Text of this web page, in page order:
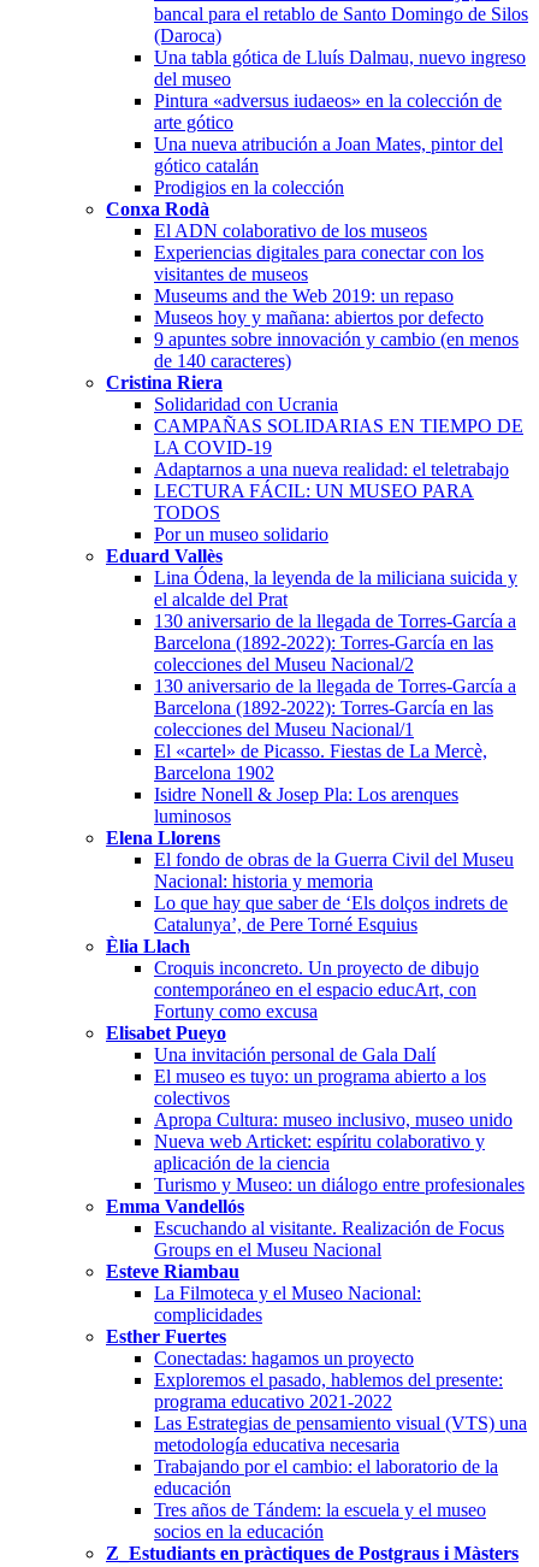
bancal para el retablo de Santo Domingo de Silos
(Daroca)
Una tabla gótica de Lluís Dalmau, nuevo ingreso
del museo
Pintura «adversus iudaeos» en la colección de
arte gótico
Una nueva atribución a Joan Mates, pintor del
gótico catalán
Prodigios en la colección
Conxa Rodà
El ADN colaborativo de los museos
Experiencias digitales para conectar con los
visitantes de museos
Museums and the Web 2019: un repaso
Museos hoy y mañana: abiertos por defecto
9 apuntes sobre innovación y cambio (en menos
de 140 caracteres)
Cristina Riera
Solidaridad con Ucrania
CAMPAÑAS SOLIDARIAS EN TIEMPO DE
LA COVID-19
Adaptarnos a una nueva realidad: el teletrabajo
LECTURA FÁCIL: UN MUSEO PARA
TODOS
Por un museo solidario
Eduard Vallès
Lina Ódena, la leyenda de la miliciana suicida y
el alcalde del Prat
130 aniversario de la llegada de Torres-García a
Barcelona (1892-2022): Torres-García en las
colecciones del Museu Nacional/2
130 aniversario de la llegada de Torres-García a
Barcelona (1892-2022): Torres-García en las
colecciones del Museu Nacional/1
El «cartel» de Picasso. Fiestas de La Mercè,
Barcelona 1902
Isidre Nonell & Josep Pla: Los arenques
luminosos
Elena Llorens
El fondo de obras de la Guerra Civil del Museu
Nacional: historia y memoria
Lo que hay que saber de ‘Els dolços indrets de
Catalunya’, de Pere Torné Esquius
Èlia Llach
Croquis inconcreto. Un proyecto de dibujo
contemporáneo en el espacio educArt, con
Fortuny como excusa
Elisabet Pueyo
Una invitación personal de Gala Dalí
El museo es tuyo: un programa abierto a los
colectivos
Apropa Cultura: museo inclusivo, museo unido
Nueva web Articket: espíritu colaborativo y
aplicación de la ciencia
Turismo y Museo: un diálogo entre profesionales
Emma Vandellós
Escuchando al visitante. Realización de Focus
Groups en el Museu Nacional
Esteve Riambau
La Filmoteca y el Museo Nacional:
complicidades
Esther Fuertes
Conectadas: hagamos un proyecto
Exploremos el pasado, hablemos del presente:
programa educativo 2021-2022
Las Estrategias de pensamiento visual (VTS) una
metodología educativa necesaria
Trabajando por el cambio: el laboratorio de la
educación
Tres años de Tándem: la escuela y el museo
socios en la educación
Z_Estudiants en pràctiques de Postgraus i Màsters